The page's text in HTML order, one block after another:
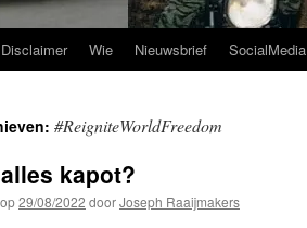
Disclaimer Wie Nieuwsbrief SocialMedia
#ReigniteWorldFreedom
kapot?
29/08/2022 doorJoseph Raaijmakers